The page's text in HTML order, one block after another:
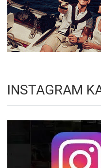
INSTAGRAM